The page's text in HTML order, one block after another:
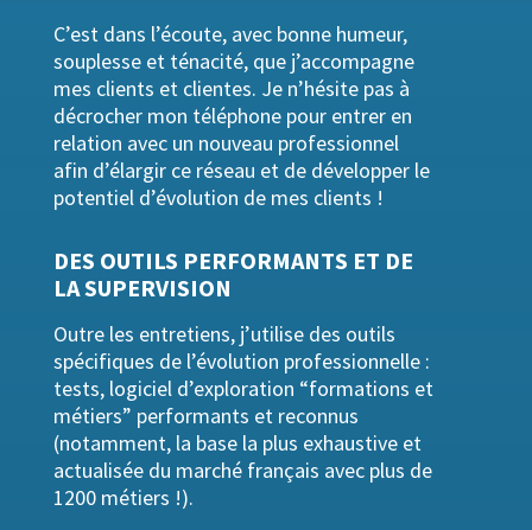
C’est dans l’écoute, avec bonne humeur,
souplesse et ténacité, que j’accompagne
mes clients et clientes. Je n’hésite pas à
décrocher mon téléphone pour entrer en
relation avec un nouveau professionnel
afin d’élargir ce réseau et de développer le
potentiel d’évolution de mes clients !
DES OUTILS PERFORMANTS ET DE
LA SUPERVISION
Outre les entretiens, j’utilise des outils
spécifiques de l’évolution professionnelle :
tests, logiciel d’exploration “formations et
métiers” performants et reconnus
(notamment, la base la plus exhaustive et
actualisée du marché français avec plus de
1200 métiers !).